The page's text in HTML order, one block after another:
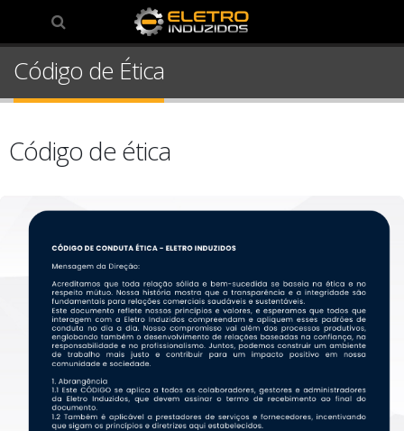
Código de Ética
Código de ética